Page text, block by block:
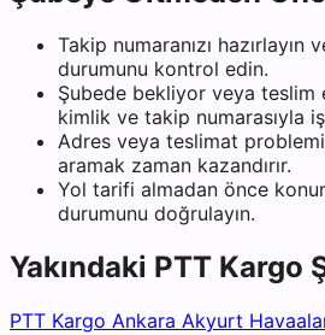
Takip numaranızı
durumunu kontrol edin.
Şubede bekliyor veya teslim
kimlik ve takip numarasıyla
Adres veya teslimat
aramak zaman kazandırır.
Yol tarifi almadan önce
durumunu doğrulayın.
Yakındaki PTT Kargo
PTT Kargo Ankara Akyurt